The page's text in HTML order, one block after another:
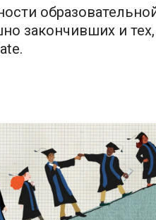
закончивших и тех,